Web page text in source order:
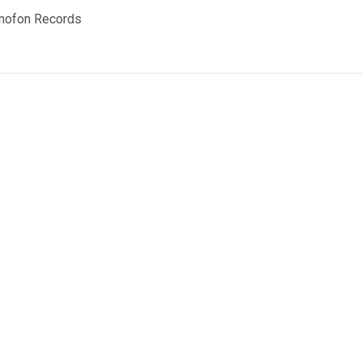
Records